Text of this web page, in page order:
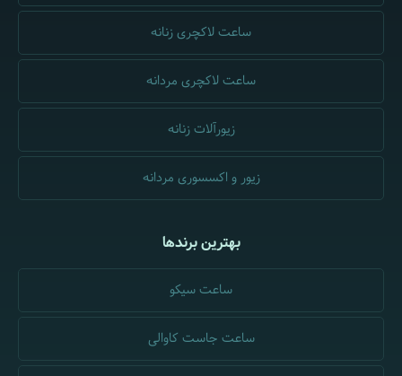
ساعت لاکچری زنانه
ساعت لاکچری مردانه
زیورآلات زنانه
زیور و اکسسوری مردانه
بهترین برندها
ساعت سیکو
ساعت جاست کاوالی